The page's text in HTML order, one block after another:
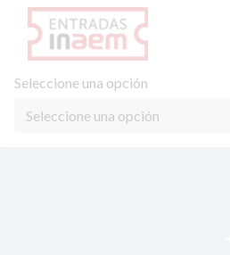
Seleccione una opción